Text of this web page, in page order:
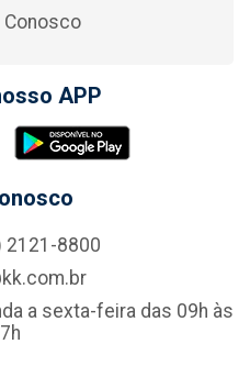
Conosco
APP
2121-8800
a sexta-feira das 09h às